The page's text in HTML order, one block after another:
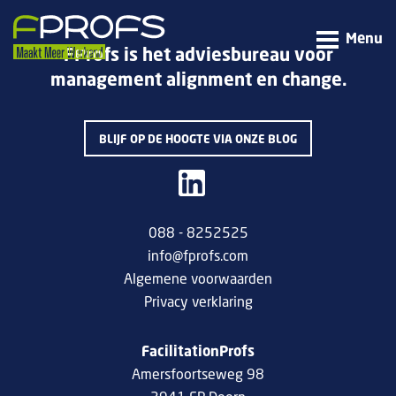
Menu
FProfs is het adviesbureau voor
management alignment en change.
BLIJF OP DE HOOGTE VIA ONZE BLOG
088 - 8252525
info@fprofs.com
Algemene voorwaarden
Privacy verklaring
FacilitationProfs
Amersfoortseweg 98